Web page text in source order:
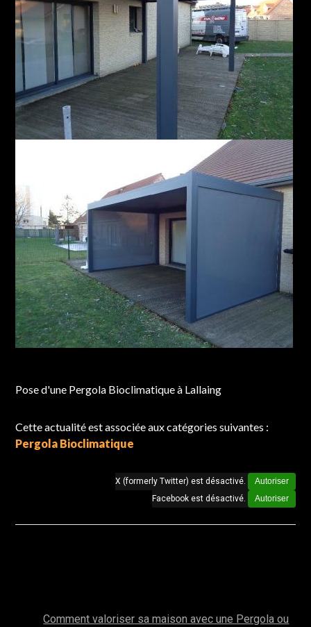
Pose d'une Pergola Bioclimatique à Lallaing
Cette actualité est associée aux catégories suivantes :
Pergola Bioclimatique
X (formerly Twitter) est désactivé.
Autoriser
Facebook est désactivé.
Autoriser
Comment valoriser sa maison avec une Pergola ou